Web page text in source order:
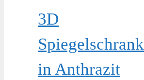
3D
Spiegelschrank
in Anthrazit